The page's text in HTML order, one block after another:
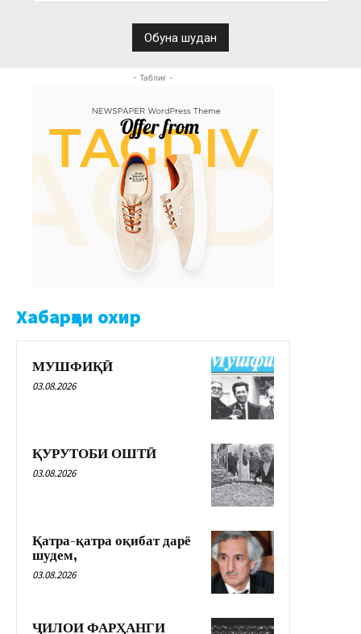
- Таблиғ -
Хабарҳои охир
МУШФИҚӢ
03.08.2026
ҚУРУТОБИ ОШТӢ
03.08.2026
Қатра-қатра оқибат дарё
шудем,
03.08.2026
ҶИЛОИ ФАРҲАНГИ